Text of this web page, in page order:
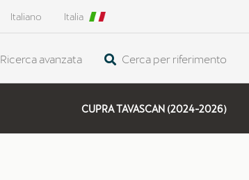
Italiano Italia
Ricerca avanzata Cerca per riferimento
CUPRA TAVASCAN (2024-2026)